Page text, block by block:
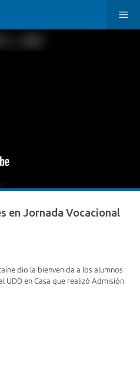
en Jornada Vocacional
dio la bienvenida a los alumnos
UDD en Casa que realizó Admisión